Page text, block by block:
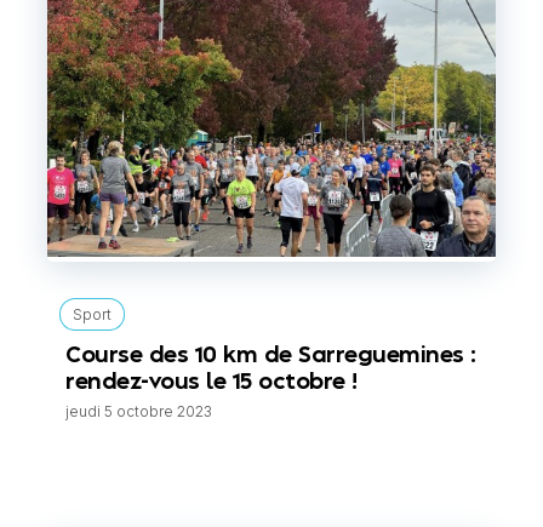
Sport
Course des 10 km de Sarreguemines :
rendez-vous le 15 octobre !
jeudi 5 octobre 2023